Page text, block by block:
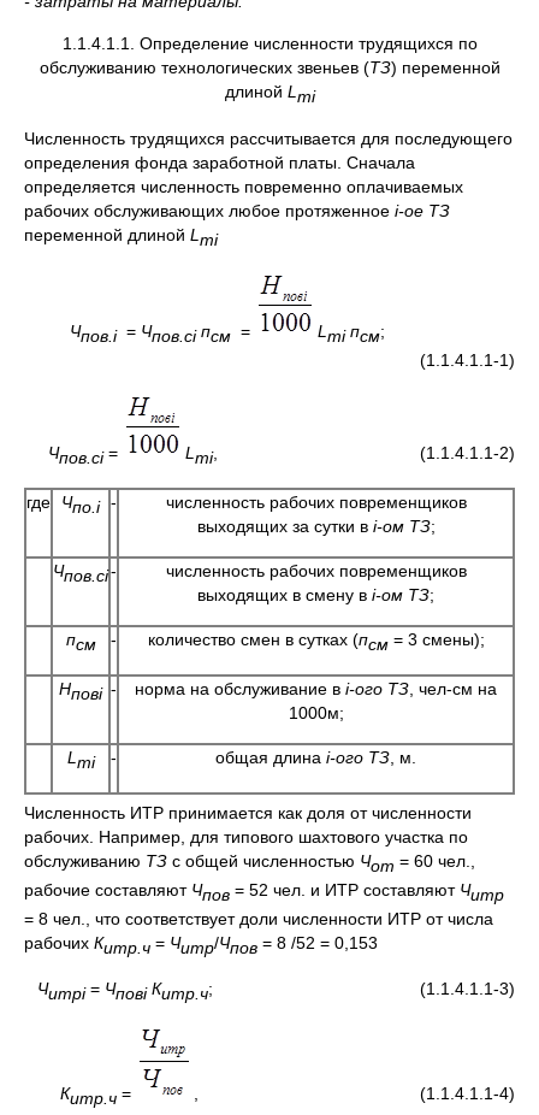
1.1.4.1.1. Определение численности трудящихся по
обслуживанию технологических звеньев (ТЗ) переменной
длиной L тi
Численность трудящихся рассчитывается для последующего
определения фонда заработной платы. Сначала
определяется численность повременно оплачиваемых
рабочих обслуживающих любое протяженное i-ое ТЗ
переменной длиной L тi
Чпов. i= Чпов.сiпсм = Lтiпсм;
(1.1.4.1.1-1)
Чпов.сi= L тi, (1.1.4.1.1-2)
где Чпо.i -
численность рабочих повременщиков
выходящих за сутки в i-ом ТЗ;
Чпов.сi-
численность рабочих повременщиков
выходящих в смену в i-ом ТЗ;
псм - количество смен в сутках (псм= 3 смены);
Нповi - норма на обслуживание в i-ого ТЗ , чел-см на
1000м;
L тi - общая длина i-ого ТЗ , м.
Численность ИТР принимается как доля от численности
рабочих. Например, для типового шахтового участка по
обслуживанию ТЗ с общей численностью Чот = 60 чел.,
рабочие составляют Чпов = 52 чел. и ИТР составляют Читр
= 8 чел., что соответствует доли численности ИТР от числа
рабочих Китр.ч = Читр/Чпов = 8 /52 = 0,153
Читрi= Чповi Китр.ч; (1.1.4.1.1-3)
Китр.ч = , (1.1.4.1.1-4)